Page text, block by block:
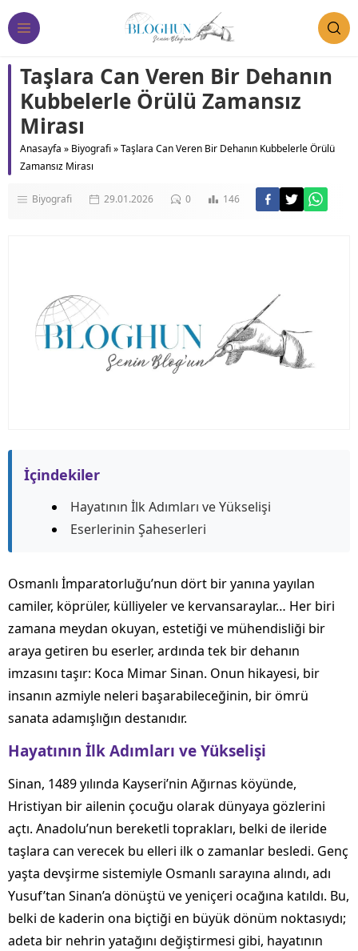
Taşlara Can Veren Bir Dehanın
Kubbelerle Örülü Zamansız
Mirası
Anasayfa » Biyografi»Taşlara Can Veren Bir Dehanın Kubbelerle Örülü
Zamansız Mirası
Biyografi 29.01.2026 0 146
İçindekiler
Hayatının İlk Adımları ve Yükselişi
Eserlerinin Şaheserleri
Osmanlı İmparatorluğu’nun dört bir yanına yayılan
camiler, köprüler, külliyeler ve kervansaraylar… Her biri
zamana meydan okuyan, estetiği ve mühendisliği bir
araya getiren bu eserler, ardında tek bir dehanın
imzasını taşır: Koca Mimar Sinan. Onun hikayesi, bir
insanın azmiyle neleri başarabileceğinin, bir ömrü
sanata adamışlığın destanıdır.
Hayatının İlk Adımları ve Yükselişi
Sinan, 1489 yılında Kayseri’nin Ağırnas köyünde,
Hristiyan bir ailenin çocuğu olarak dünyaya gözlerini
açtı. Anadolu’nun bereketli toprakları, belki de ileride
taşlara can verecek bu elleri ilk o zamanlar besledi. Genç
yaşta devşirme sistemiyle Osmanlı sarayına alındı, adı
Yusuf’tan Sinan’a dönüştü ve yeniçeri ocağına katıldı. Bu,
belki de kaderin ona biçtiği en büyük dönüm noktasıydı;
adeta bir nehrin yatağını değiştirmesi gibi, hayatının